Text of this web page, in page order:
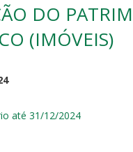
DO
(IMÓVEIS)
até 31/12/2024